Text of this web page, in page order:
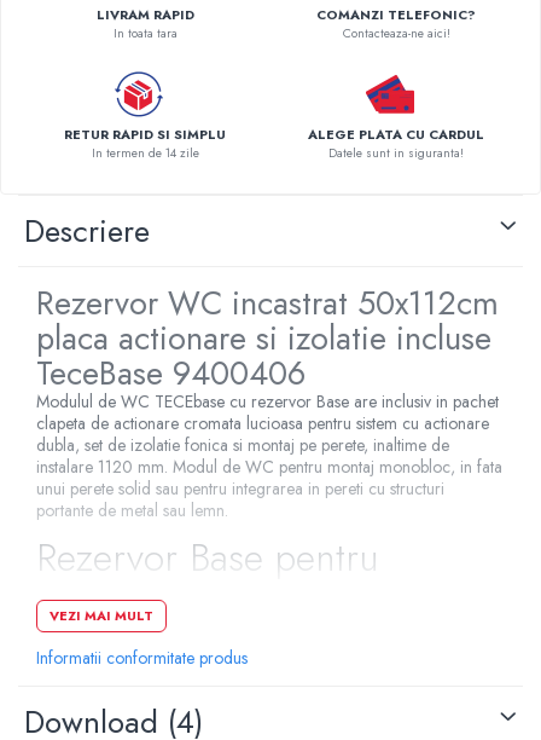
Accesorii panouri solare apa calda
Kituri panouri solare apa calda
Panouri solare nepresurizate
Automatizari panouri solare
Teava flexibila inox si fitinguri panouri
Pompe de caldura
LIVRAM RAPID
In toata tara
COMANZI TELEFONIC?
Contacteaza-ne aici!
RETUR RAPID SI SIMPLU
In termen de 14 zile
ALEGE PLATA CU CARDUL
Datele sunt in siguranta!
Descriere
Rezervor WC incastrat 50x112cm
placa actionare si izolatie incluse
TeceBase 9400406
Modulul de WC TECEbase cu rezervor Base are inclusiv in pachet
clapeta de actionare cromata lucioasa pentru sistem cu actionare
dubla, set de izolatie fonica si montaj pe perete, inaltime de
instalare 1120 mm. Modul de WC pentru montaj monobloc, in fata
unui perete solid sau pentru integrarea in pereti cu structuri
portante de metal sau lemn.
Rezervor Base pentru
actionare frontala:
Conexiunea rezervorului cu filet exterior de 1/2"
VEZI MAI MULT
Informatii conformitate produs
Download (4)